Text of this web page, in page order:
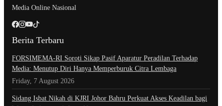
Media Online Nasional
Berita Terbaru
​FORSIMEMA-RI Soroti Sikap Pasif Aparatur Peradilan Terhadap
Media: Menutup Diri Hanya Memperburuk Citra Lembaga
Friday, 7 August 2026
Sidang Isbat Nikah di KJRI Johor Bahru Perkuat Akses Keadilan bagi